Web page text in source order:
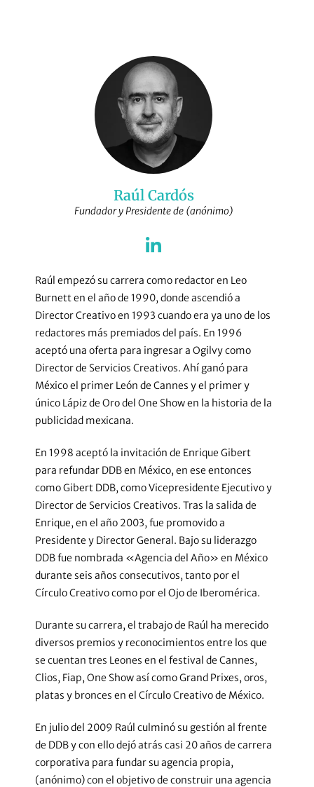
Raúl Cardós
Fundador y Presidente de (anónimo)
Raúl empezó su carrera como redactor en Leo
Burnett en el año de 1990, donde ascendió a
Director Creativo en 1993 cuando era ya uno de los
redactores más premiados del país. En 1996
aceptó una oferta para ingresar a Ogilvy como
Director de Servicios Creativos. Ahí ganó para
México el primer León de Cannes y el primer y
único Lápiz de Oro del One Show en la historia de la
publicidad mexicana.
En 1998 aceptó la invitación de Enrique Gibert
para refundar DDB en México, en ese entonces
como Gibert DDB, como Vicepresidente Ejecutivo y
Director de Servicios Creativos. Tras la salida de
Enrique, en el año 2003, fue promovido a
Presidente y Director General. Bajo su liderazgo
DDB fue nombrada «Agencia del Año» en México
durante seis años consecutivos, tanto por el
Círculo Creativo como por el Ojo de Iberomérica.
Durante su carrera, el trabajo de Raúl ha merecido
diversos premios y reconocimientos entre los que
se cuentan tres Leones en el festival de Cannes,
Clios, Fiap, One Show así como Grand Prixes, oros,
platas y bronces en el Círculo Creativo de México.
En julio del 2009 Raúl culminó su gestión al frente
de DDB y con ello dejó atrás casi 20 años de carrera
corporativa para fundar su agencia propia,
(anónimo) con el objetivo de construir una agencia